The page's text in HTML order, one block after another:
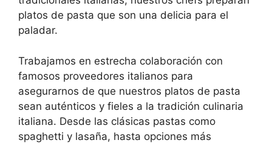
platos de pasta que son una delicia para el
paladar.
Trabajamos en estrecha colaboración con
famosos proveedores italianos para
asegurarnos de que nuestros platos de pasta
sean auténticos y fieles a la tradición culinaria
italiana. Desde las clásicas pastas como
spaghetti y lasaña, hasta opciones más